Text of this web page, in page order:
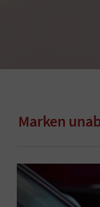
Marken